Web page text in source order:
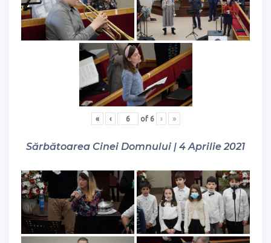
« ‹ of 6 › »
Sărbătoarea Cinei Domnului | 4 Aprilie 2021